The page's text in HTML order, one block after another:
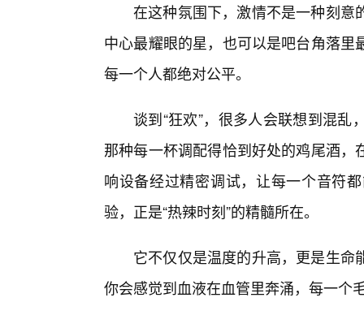
在这种氛围下，激情不是一种刻意
中心最耀眼的星，也可以是吧台角落
每一个人都绝对公平。
谈到“狂欢”，很多人会联想到混
那种每一杯调配得恰到好处的鸡尾酒
响设备经过精密调试，让每一个音符
验，正是“热辣时刻”的精髓所在。
它不仅仅是温度的升高，更是生
你会感觉到血液在血管里奔涌，每一个